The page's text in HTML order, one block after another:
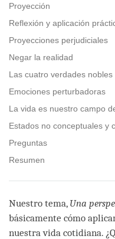
Proyección
Reflexión y aplicación
Proyecciones perjudiciales
Negar la realidad
Las cuatro verdades nobles
Emociones perturbadoras
La vida es nuestro campo
Estados no conceptuales y
Preguntas
Resumen
Nuestro tema, Una
básicamente cómo
nuestra vida cotidiana.